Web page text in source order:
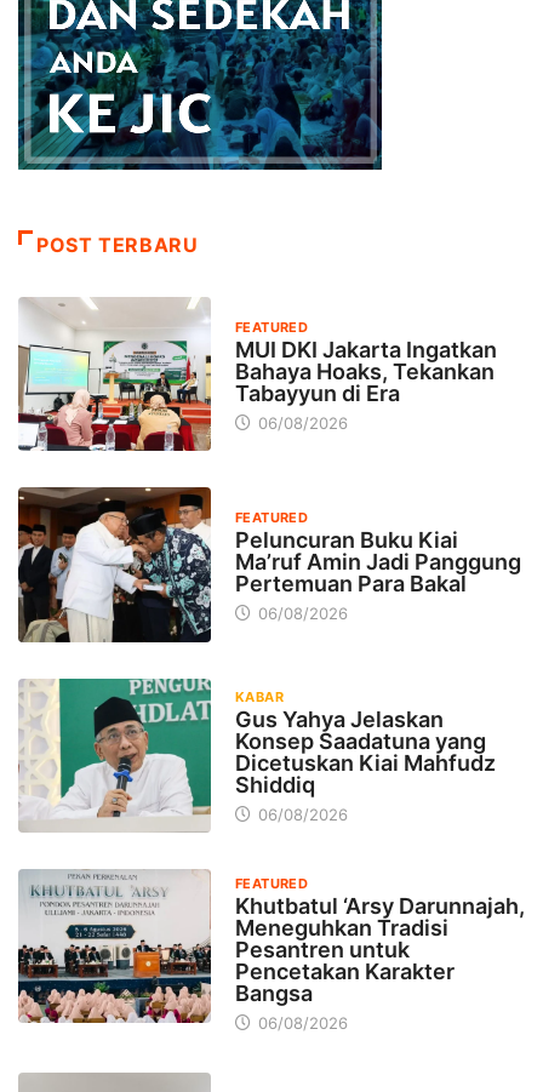
POST TERBARU
FEATURED
MUI DKI Jakarta Ingatkan
Bahaya Hoaks, Tekankan
Tabayyun di Era
06/08/2026
FEATURED
Peluncuran Buku Kiai
Ma’ruf Amin Jadi Panggung
Pertemuan Para Bakal
06/08/2026
KABAR
Gus Yahya Jelaskan
Konsep Saadatuna yang
Dicetuskan Kiai Mahfudz
Shiddiq
06/08/2026
FEATURED
Khutbatul ‘Arsy Darunnajah,
Meneguhkan Tradisi
Pesantren untuk
Pencetakan Karakter
Bangsa
06/08/2026